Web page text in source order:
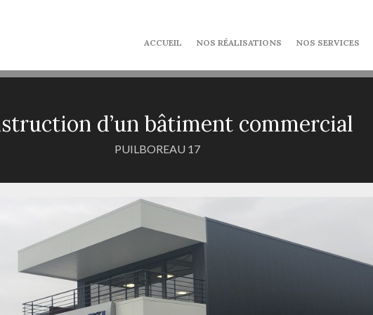
ACCUEIL NOS RÉALISATIONS NOS SERVICES
d’un bâtiment commercial
PUILBOREAU 17